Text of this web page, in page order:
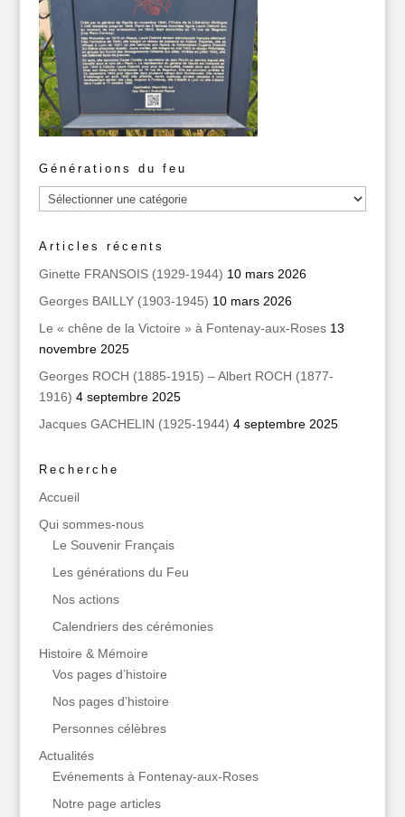
Générations du feu
Générations
du
Articles récents
Ginette FRANSOIS (1929-1944) 10 mars 2026
Georges BAILLY (1903-1945) 10 mars 2026
Le « chêne de la Victoire » à Fontenay-aux-Roses 13
novembre 2025
Georges ROCH (1885-1915) – Albert ROCH (1877-
1916) 4 septembre 2025
Jacques GACHELIN (1925-1944) 4 septembre 2025
Recherche
Accueil
Qui sommes‑nous
Le Souvenir Français
Les générations du Feu
Nos actions
Calendriers des cérémonies
Histoire & Mémoire
Vos pages d’histoire
Nos pages d’histoire
Personnes célèbres
Actualités
Evénements à Fontenay-aux-Roses
Notre page articles